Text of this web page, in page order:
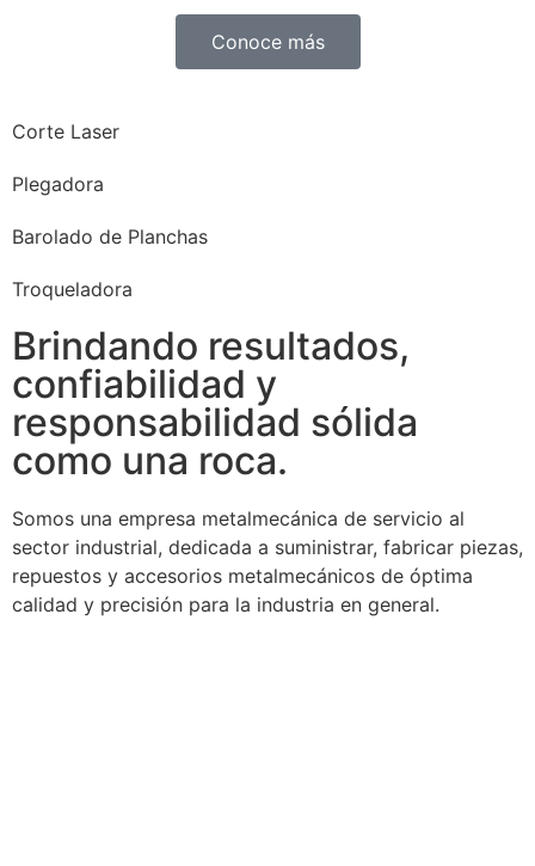
Conoce más
Corte Laser
Plegadora
Barolado de Planchas
Troqueladora
Brindando resultados,
confiabilidad y
responsabilidad sólida
como una roca.
Somos una empresa metalmecánica de servicio al
sector industrial, dedicada a suministrar, fabricar piezas,
repuestos y accesorios metalmecánicos de óptima
calidad y precisión para la industria en general.